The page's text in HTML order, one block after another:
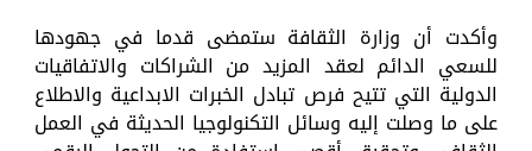
وأكدت أن وزارة الثقافة ستمضى قدما في جهودها
للسعي الدائم لعقد المزيد من الشراكات والاتفاقيات
الدولية التي تتيح فرص تبادل الخبرات الابداعية والاطلاع
على ما وصلت إليه وسائل التكنولوجيا الحديثة في العمل